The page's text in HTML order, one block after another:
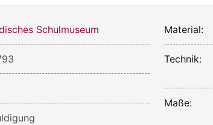
Schulmuseum Material:
Technik:
Maße: